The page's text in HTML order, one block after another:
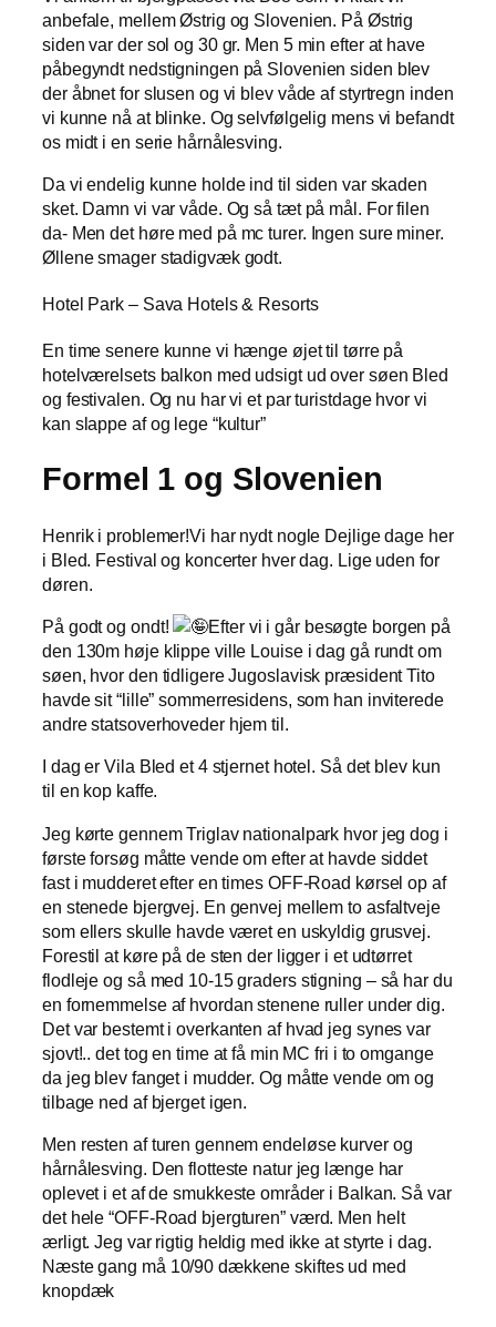
anbefale, mellem Østrig og Slovenien. På Østrig
siden var der sol og 30 gr. Men 5 min efter at have
påbegyndt nedstigningen på Slovenien siden blev
der åbnet for slusen og vi blev våde af styrtregn inden
vi kunne nå at blinke. Og selvfølgelig mens vi befandt
os midt i en serie hårnålesving.
Da vi endelig kunne holde ind til siden var skaden
sket. Damn vi var våde. Og så tæt på mål. For filen
da- Men det høre med på mc turer. Ingen sure miner.
Øllene smager stadigvæk godt.
Hotel Park – Sava Hotels & Resorts
En time senere kunne vi hænge øjet til tørre på
hotelværelsets balkon med udsigt ud over søen Bled
og festivalen. Og nu har vi et par turistdage hvor vi
kan slappe af og lege “kultur”
Formel 1 og Slovenien
Henrik i problemer!Vi har nydt nogle Dejlige dage her
i Bled. Festival og koncerter hver dag. Lige uden for
døren.
På godt og ondt!
Efter vi i går besøgte borgen på
den 130m høje klippe ville Louise i dag gå rundt om
søen, hvor den tidligere Jugoslavisk præsident Tito
havde sit “lille” sommerresidens, som han inviterede
andre statsoverhoveder hjem til.
I dag er Vila Bled et 4 stjernet hotel. Så det blev kun
til en kop kaffe.
Jeg kørte gennem Triglav nationalpark hvor jeg dog i
første forsøg måtte vende om efter at havde siddet
fast i mudderet efter en times OFF-Road kørsel op af
en stenede bjergvej. En genvej mellem to asfaltveje
som ellers skulle havde været en uskyldig grusvej.
Forestil at køre på de sten der ligger i et udtørret
flodleje og så med 10-15 graders stigning – så har du
en fornemmelse af hvordan stenene ruller under dig.
Det var bestemt i overkanten af hvad jeg synes var
sjovt!.. det tog en time at få min MC fri i to omgange
da jeg blev fanget i mudder. Og måtte vende om og
tilbage ned af bjerget igen.
Men resten af turen gennem endeløse kurver og
hårnålesving. Den flotteste natur jeg længe har
oplevet i et af de smukkeste områder i Balkan. Så var
det hele “OFF-Road bjergturen” værd. Men helt
ærligt. Jeg var rigtig heldig med ikke at styrte i dag.
Næste gang må 10/90 dækkene skiftes ud med
knopdæk